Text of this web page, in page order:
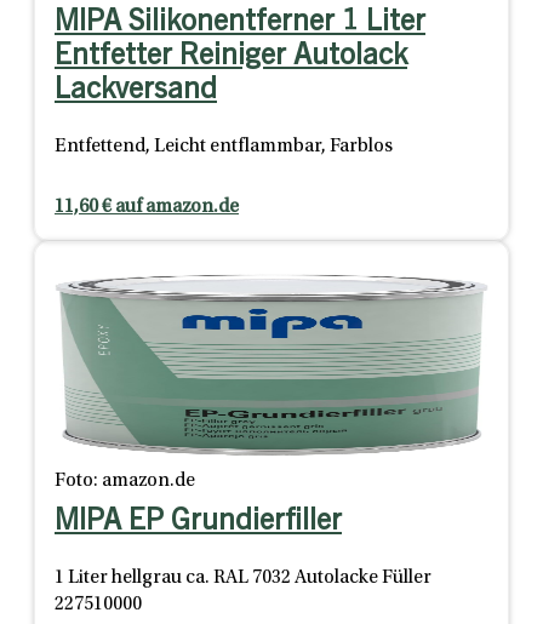
MIPA Silikonentferner 1 Liter
Entfetter Reiniger Autolack
Lackversand
Entfettend, Leicht entflammbar, Farblos
11,60 € auf amazon.de
Foto: amazon.de
MIPA EP Grundierfiller
1 Liter hellgrau ca. RAL 7032 Autolacke Füller
227510000